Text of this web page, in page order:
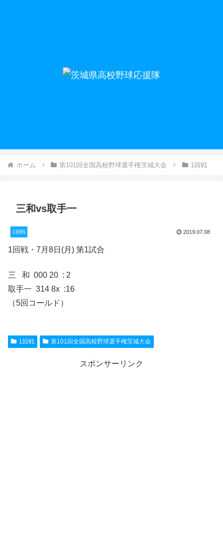
ホーム 第101回全国高校野球選手権茨城大会 1回戦
三和vs取手一
1回戦 2019.07.08
1回戦・7月8日(月) 第1試合
三 和 000 20 : 2
取手一 314 8x :16
（5回コールド）
1回戦 第101回全国高校野球選手権茨城大会
スポンサーリンク